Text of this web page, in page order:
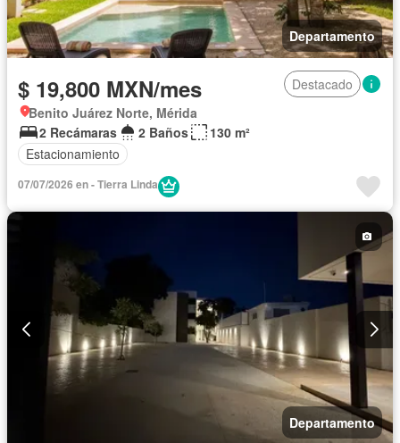
Departamento
$ 19,800 MXN/mes
Destacado
Benito Juárez Norte, Mérida
2 Recámaras
2 Baños
130 m²
Estacionamiento
07/07/2026 en - Tierra Linda
Departamento